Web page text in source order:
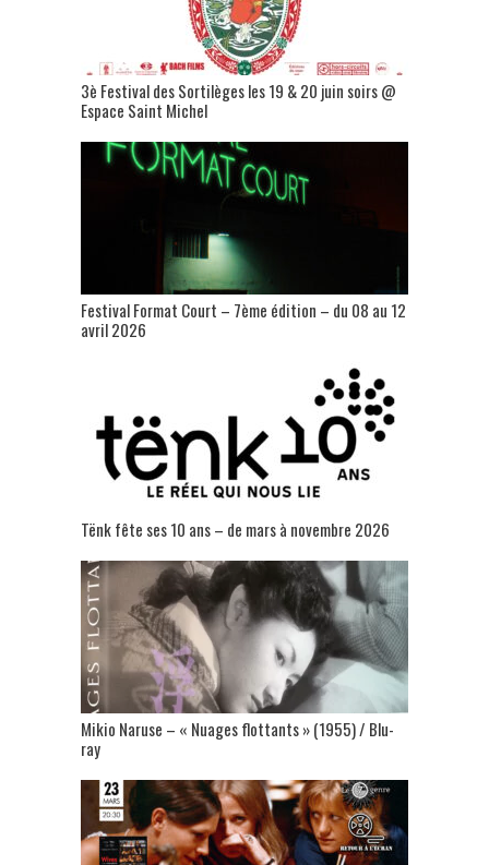
3è Festival des Sortilèges les 19 & 20 juin soirs @
Espace Saint Michel
Festival Format Court – 7ème édition – du 08 au 12
avril 2026
Tënk fête ses 10 ans – de mars à novembre 2026
Mikio Naruse – « Nuages flottants » (1955) / Blu-
ray